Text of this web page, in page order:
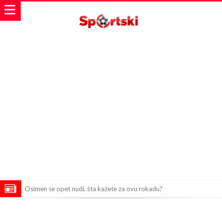
Osimen se opet nudi, šta kažete za ovu rokadu?